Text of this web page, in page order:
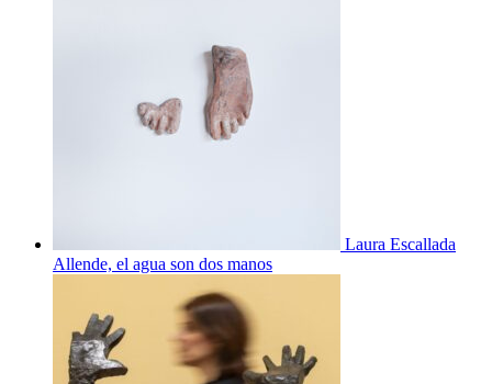
Laura Escallada
Allende, el agua son dos manos